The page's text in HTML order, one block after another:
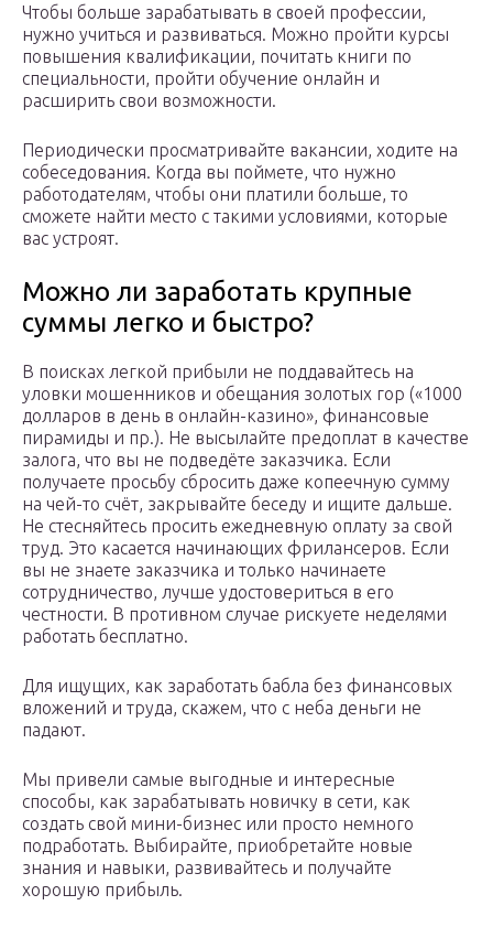
Чтобы больше зарабатывать в своей профессии,
нужно учиться и развиваться. Можно пройти курсы
повышения квалификации, почитать книги по
специальности, пройти обучение онлайн и
расширить свои возможности.
Периодически просматривайте вакансии, ходите на
собеседования. Когда вы поймете, что нужно
работодателям, чтобы они платили больше, то
сможете найти место с такими условиями, которые
вас устроят.
Можно ли заработать крупные
суммы легко и быстро?
В поисках легкой прибыли не поддавайтесь на
уловки мошенников и обещания золотых гор («1000
долларов в день в онлайн-казино», финансовые
пирамиды и пр.). Не высылайте предоплат в качестве
залога, что вы не подведёте заказчика. Если
получаете просьбу сбросить даже копеечную сумму
на чей-то счёт, закрывайте беседу и ищите дальше.
Не стесняйтесь просить ежедневную оплату за свой
труд. Это касается начинающих фрилансеров. Если
вы не знаете заказчика и только начинаете
сотрудничество, лучше удостовериться в его
честности. В противном случае рискуете неделями
работать бесплатно.
Для ищущих, как заработать бабла без финансовых
вложений и труда, скажем, что с неба деньги не
падают.
Мы привели самые выгодные и интересные
способы, как зарабатывать новичку в сети, как
создать свой мини-бизнес или просто немного
подработать. Выбирайте, приобретайте новые
знания и навыки, развивайтесь и получайте
хорошую прибыль.